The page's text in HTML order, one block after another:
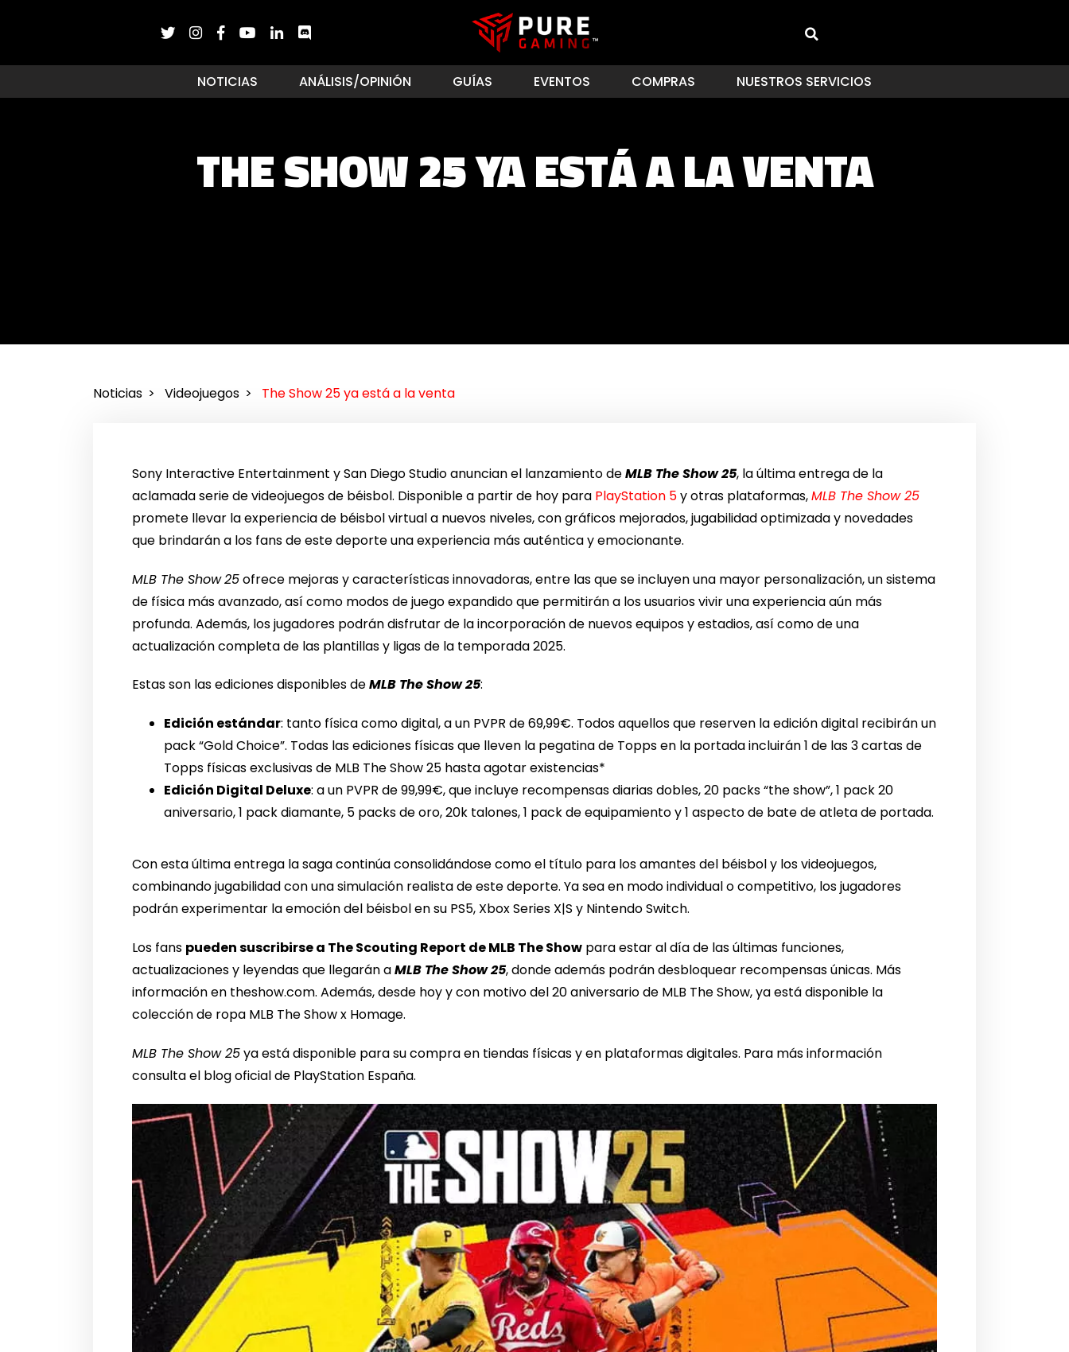
NOTICIAS ANÁLISIS/OPINIÓN GUÍAS EVENTOS COMPRAS NUESTROS SERVICIOS
THE SHOW 25 YA ESTÁ A LA VENTA
Noticias Videojuegos The Show 25 ya está a la venta
Sony Interactive Entertainment y San Diego Studio anuncian el lanzamiento deMLB The Show 25, la última entrega de la
aclamada serie de videojuegos de béisbol. Disponible a partir de hoy para PlayStation 5y otras plataformas,MLB The Show 25
promete llevar la experiencia de béisbol virtual a nuevos niveles, con gráficos mejorados, jugabilidad optimizada y novedades
que brindarán a los fans de este deporte una experiencia más auténtica y emocionante.
MLB The Show25ofrece mejoras y características innovadoras, entre las que se incluyen una mayor personalización, un sistema
de física más avanzado, así como modos de juego expandido que permitirán a los usuarios vivir una experiencia aún más
profunda. Además, los jugadores podrán disfrutar de la incorporación de nuevos equipos y estadios, así como de una
actualización completa de las plantillas y ligas de la temporada 2025.
Estas son las ediciones disponibles deMLB The Show 25:
Edición estándar: tanto física como digital, a un PVPR de 69,99€. Todos aquellos que reserven la edición digital recibirán un
pack “Gold Choice”. Todas las ediciones físicas que lleven la pegatina de Topps en la portada incluirán 1 de las 3 cartas de
Topps físicas exclusivas de MLB The Show 25 hasta agotar existencias*
Edición Digital Deluxe: a un PVPR de 99,99€, que incluye recompensas diarias dobles, 20 packs “the show”, 1 pack 20
aniversario, 1 pack diamante, 5 packs de oro, 20k talones, 1 pack de equipamiento y 1 aspecto de bate de atleta de portada.
Con esta última entrega la saga continúa consolidándose como el título para los amantes del béisbol y los videojuegos,
combinando jugabilidad con una simulación realista de este deporte. Ya sea en modo individual o competitivo, los jugadores
podrán experimentar la emoción del béisbol en su PS5, Xbox Series X|S y Nintendo Switch.
Los fans pueden suscribirse a The Scouting Report de MLB The Show para estar al día de las últimas funciones,
actualizaciones y leyendas que llegarán aMLB The Show 25, donde además podrán desbloquear recompensas únicas. Más
información en theshow.com. Además, desde hoy y con motivo del 20 aniversario de MLB The Show, ya está disponible la
colección de ropa MLB The Show x Homage.
MLB The Show 25ya está disponible para su compra en tiendas físicas y en plataformas digitales. Para más información
consulta el blog oficial de PlayStation España.